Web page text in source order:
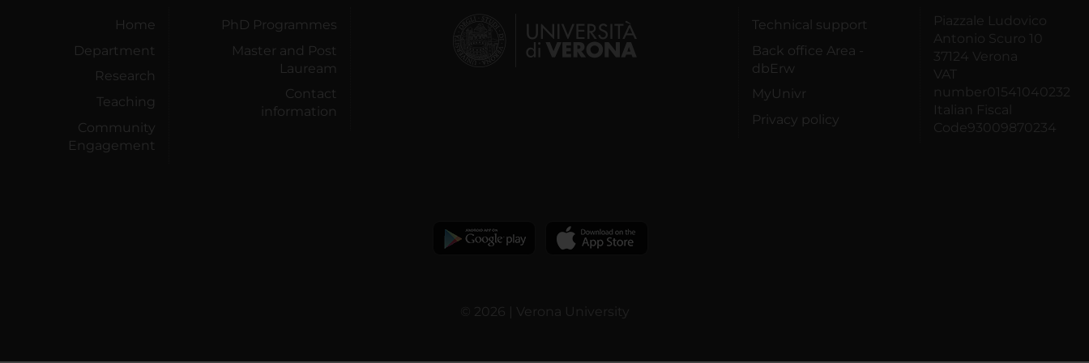
Home
Department
Research
Teaching
Community
Engagement
PhD Programmes
Master and Post
Lauream
Contact
information
Technical support
Back office Area -
dbErw
MyUnivr
Privacy policy
Piazzale Ludovico
Antonio Scuro 10
37124 Verona
VAT
number01541040232
Italian Fiscal
Code93009870234
© 2026 | Verona University